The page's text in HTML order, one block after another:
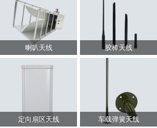
喇叭天线 胶棒天线
定向扇区天线 车载弹簧天线